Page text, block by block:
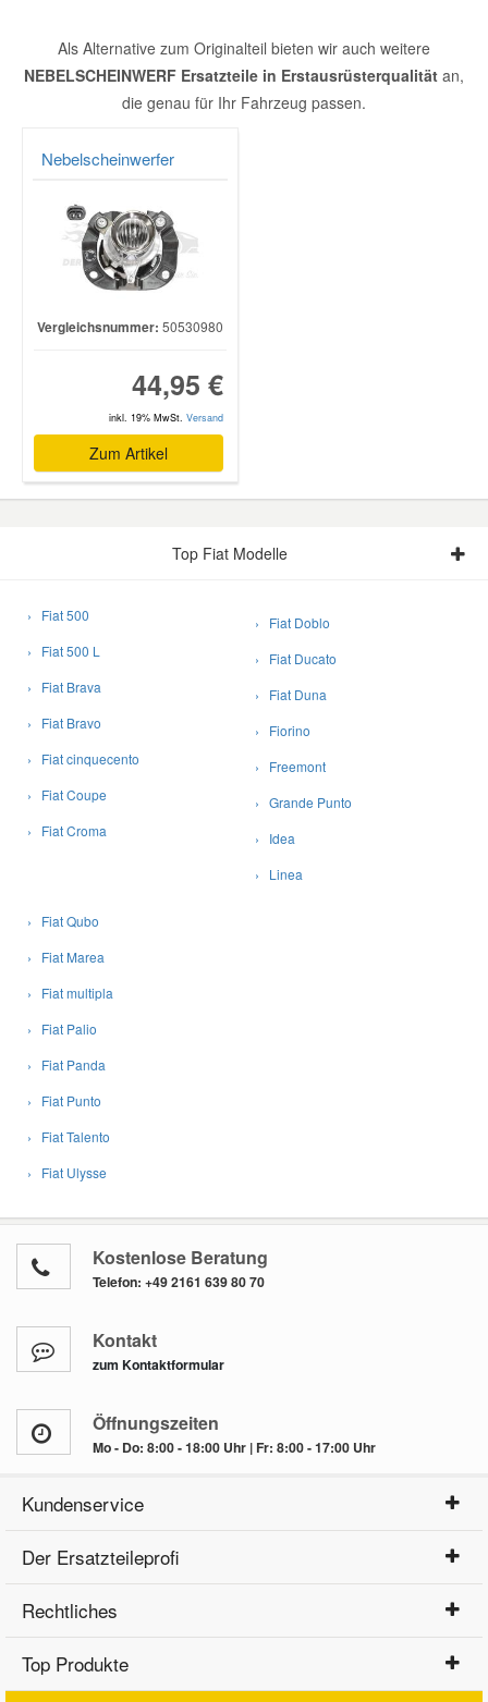
Als Alternative zum Originalteil bieten wir auch weitere
NEBELSCHEINWERF Ersatzteile in Erstausrüsterqualität an,
die genau für Ihr Fahrzeug passen.
Nebelscheinwerfer
Vergleichsnummer: 50530980
44,95 €
inkl. 19% MwSt. Versand
Zum Artikel
Top Fiat Modelle
› Fiat 500
› Fiat 500 L
› Fiat Brava
› Fiat Bravo
› Fiat cinquecento
› Fiat Coupe
› Fiat Croma
› Fiat Doblo
› Fiat Ducato
› Fiat Duna
› Fiorino
› Freemont
› Grande Punto
› Idea
› Linea
› Fiat Qubo
› Fiat Marea
› Fiat multipla
› Fiat Palio
› Fiat Panda
› Fiat Punto
› Fiat Talento
› Fiat Ulysse
Kostenlose Beratung
Telefon: +49 2161 639 80 70
Kontakt
zum Kontaktformular
Öffnungszeiten
Mo - Do: 8:00 - 18:00 Uhr | Fr: 8:00 - 17:00 Uhr
Kundenservice
Der Ersatzteileprofi
Rechtliches
Top Produkte